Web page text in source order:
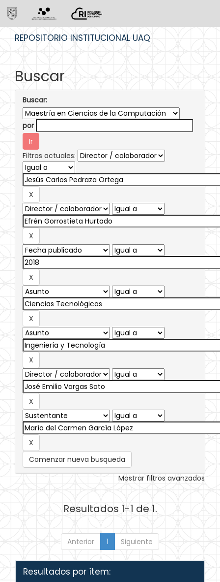
REPOSITORIO INSTITUCIONAL UAQ
Buscar
Buscar:
por
Filtros actuales:
Comenzar nueva busqueda
Mostrar filtros avanzados
Resultados 1-1 de 1.
Anterior 1 Siguiente
Resultados por ítem: